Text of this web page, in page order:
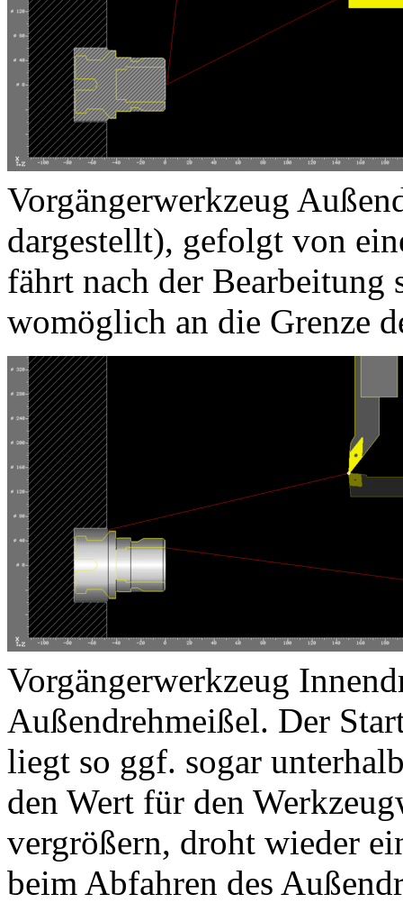
Vorgängerwerkzeug
dargestellt), gefolgt von
fährt nach der
womöglich an die Grenze
Vorgängerwerkzeug
Außendrehmeißel. Der
liegt so ggf. sogar
den Wert für den
vergrößern, droht wieder
beim Abfahren des